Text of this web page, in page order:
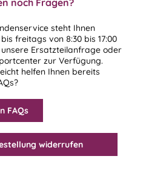
noch Fragen?
steht Ihnen
freitags von 8:30 bis 17:00
Ersatzteilanfrage oder
zur Verfügung.
helfen Ihnen bereits
FAQs
widerrufen